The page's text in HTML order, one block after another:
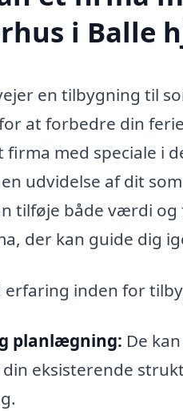
i Balle
en tilbygning til
at forbedre din
firma med speciale i
udvidelse af dit
tilføje både værdi
der kan guide dig
erfaring inden for
planlægning: De
eksisterende